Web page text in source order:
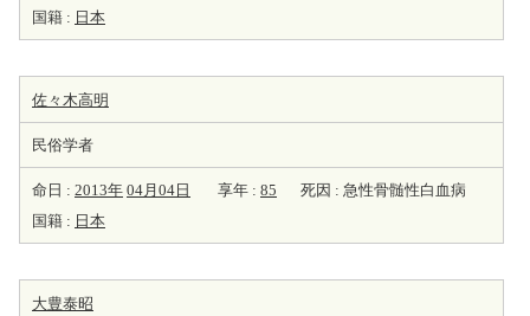
国籍 : 日本
佐々木高明
民俗学者
命日 : 2013年 04月04日 享年 : 85
死因 : 急性骨髄性白血病
国籍 : 日本
大豊泰昭